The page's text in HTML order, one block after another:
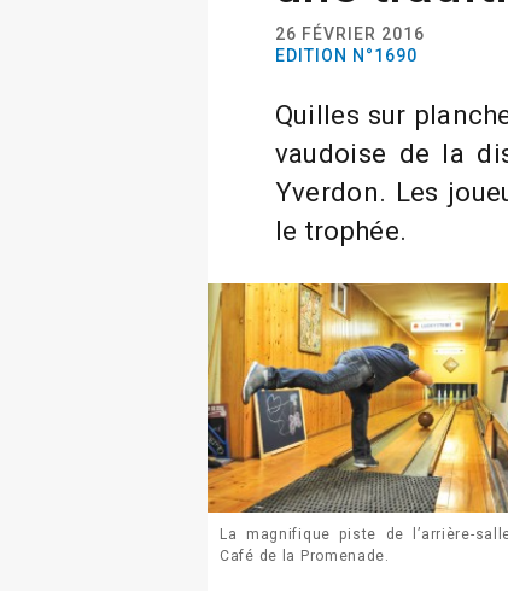
26 FÉVRIER 2016
EDITION N°1690
Quilles sur
vaudoise de la
Yverdon. Les
le trophée.
La magnifique piste de l’arrière-
Café de la Promenade.